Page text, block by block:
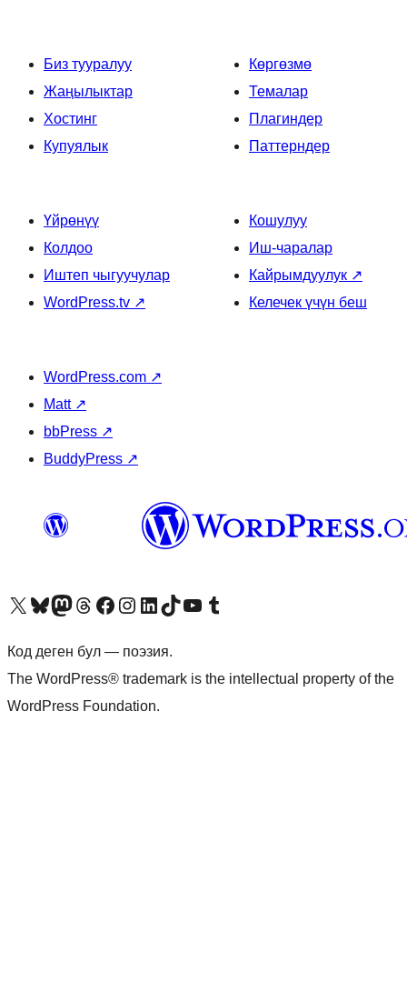
Биз тууралуу
Жаңылыктар
Хостинг
Купуялык
Көргөзмө
Темалар
Плагиндер
Паттерндер
Үйрөнүү
Колдоо
Иштеп чыгуучулар
WordPress.tv ↗
Кошулуу
Иш-чаралар
Кайрымдуулук ↗
Келечек үчүн беш
WordPress.com ↗
Matt ↗
bbPress ↗
BuddyPress ↗
Visit our X (formerly Twitter) account
Visit our Bluesky account
Биздин Mastodon түрмөгүбүзгө баш багыңыз
Visit our Threads account
Биздин Facebook баракчабызга кириңиз
Биздин Instagram баракчабызга баш багыңыз
Биздин LinkedIn баракчабызга баш багыңыз
Visit our TikTok account
Visit our YouTube channel
Visit our Tumblr account
Код деген бул — поэзия.
The WordPress® trademark is the intellectual property of the
WordPress Foundation.